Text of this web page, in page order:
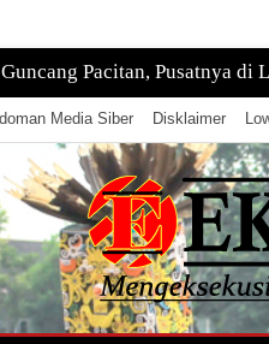
Pacitan, Pusatnya di
Media Siber Disklaimer
dan Keadilan Informasi